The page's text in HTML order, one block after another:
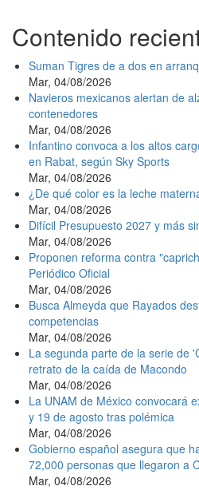
Contenido
Suman Tigres de a dos en
Mar, 04/08/2026
Navieros mexicanos alertan de
contenedores
Mar, 04/08/2026
Infantino convoca a los altos
en Rabat, según Sky Sports
Mar, 04/08/2026
¿De qué color es la leche
Mar, 04/08/2026
Difícil Presupuesto 2027 y más
Mar, 04/08/2026
Proponen reforma contra
Periódico Oficial
Mar, 04/08/2026
Busca Almeyda que Rayados
competencias
Mar, 04/08/2026
La segunda parte de la serie de
retrato de la caída de Macondo
Mar, 04/08/2026
La UNAM de México convocará
y 19 de agosto tras polémica
Mar, 04/08/2026
Gobierno español asegura que
72,000 personas que llegaron a
Mar, 04/08/2026